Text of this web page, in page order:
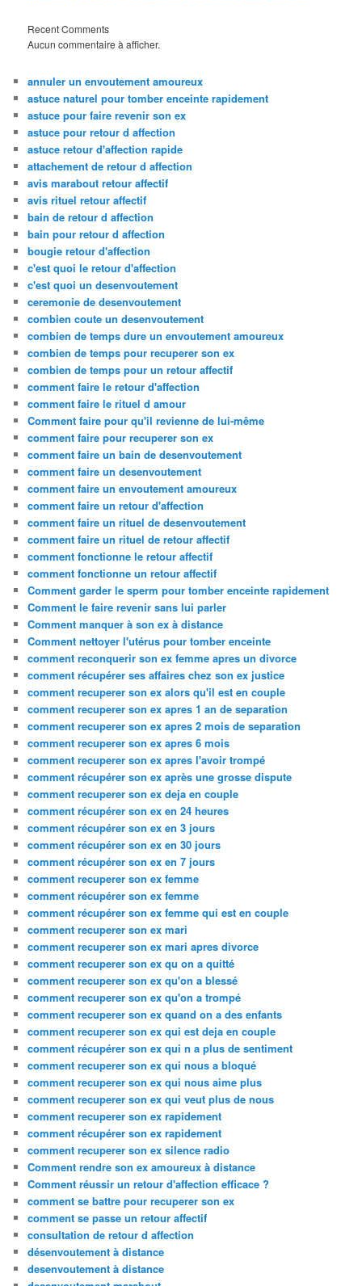
Recent Comments
Aucun commentaire à afficher.
annuler un envoutement amoureux
astuce naturel pour tomber enceinte rapidement
astuce pour faire revenir son ex
astuce pour retour d affection
astuce retour d'affection rapide
attachement de retour d affection
avis marabout retour affectif
avis rituel retour affectif
bain de retour d affection
bain pour retour d affection
bougie retour d'affection
c'est quoi le retour d'affection
c'est quoi un desenvoutement
ceremonie de desenvoutement
combien coute un desenvoutement
combien de temps dure un envoutement amoureux
combien de temps pour recuperer son ex
combien de temps pour un retour affectif
comment faire le retour d'affection
comment faire le rituel d amour
Comment faire pour qu'il revienne de lui-même
comment faire pour recuperer son ex
comment faire un bain de desenvoutement
comment faire un desenvoutement
comment faire un envoutement amoureux
comment faire un retour d'affection
comment faire un rituel de desenvoutement
comment faire un rituel de retour affectif
comment fonctionne le retour affectif
comment fonctionne un retour affectif
Comment garder le sperm pour tomber enceinte rapidement
Comment le faire revenir sans lui parler
Comment manquer à son ex à distance
Comment nettoyer l'utérus pour tomber enceinte
comment reconquerir son ex femme apres un divorce
comment récupérer ses affaires chez son ex justice
comment recuperer son ex alors qu'il est en couple
comment recuperer son ex apres 1 an de separation
comment recuperer son ex apres 2 mois de separation
comment recuperer son ex apres 6 mois
comment recuperer son ex apres l'avoir trompé
comment récupérer son ex après une grosse dispute
comment recuperer son ex deja en couple
comment récupérer son ex en 24 heures
comment récupérer son ex en 3 jours
comment récupérer son ex en 30 jours
comment récupérer son ex en 7 jours
comment recuperer son ex femme
comment récupérer son ex femme
comment récupérer son ex femme qui est en couple
comment recuperer son ex mari
comment recuperer son ex mari apres divorce
comment recuperer son ex qu on a quitté
comment recuperer son ex qu'on a blessé
comment recuperer son ex qu'on a trompé
comment recuperer son ex quand on a des enfants
comment recuperer son ex qui est deja en couple
comment récupérer son ex qui n a plus de sentiment
comment recuperer son ex qui nous a bloqué
comment recuperer son ex qui nous aime plus
comment recuperer son ex qui veut plus de nous
comment recuperer son ex rapidement
comment récupérer son ex rapidement
comment recuperer son ex silence radio
Comment rendre son ex amoureux à distance
Comment réussir un retour d'affection efficace ?
comment se battre pour recuperer son ex
comment se passe un retour affectif
consultation de retour d affection
désenvoutement à distance
desenvoutement à distance